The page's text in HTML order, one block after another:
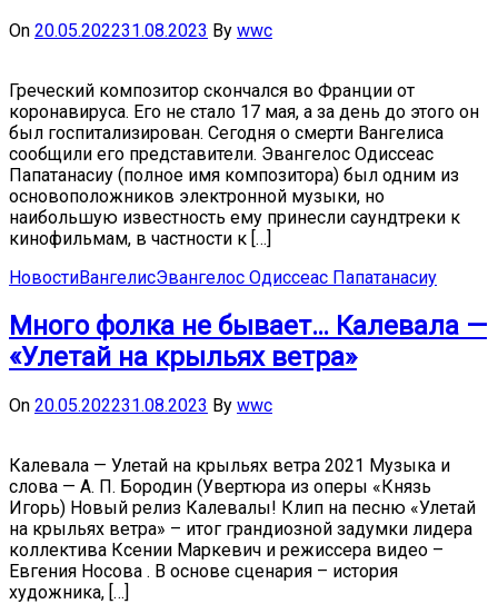
On 20.05.202231.08.2023 By wwc
Греческий композитор скончался во Франции от
коронавируса. Его не стало 17 мая, а за день до этого он
был госпитализирован. Сегодня о смерти Вангелиса
сообщили его представители. Эвангелос Одиссеас
Папатанасиу (полное имя композитора) был одним из
основоположников электронной музыки, но
наибольшую известность ему принесли саундтреки к
кинофильмам, в частности к […]
НовостиВангелисЭвангелос Одиссеас Папатанасиу
Много фолка не бывает… Калевала —
«Улетай на крыльях ветра»
On 20.05.202231.08.2023 By wwc
Калевала — Улетай на крыльях ветра 2021 Музыка и
слова — А. П. Бородин (Увертюра из оперы «Князь
Игорь) Новый релиз Калевалы! Клип на песню «Улетай
на крыльях ветра» – итог грандиозной задумки лидера
коллектива Ксении Маркевич и режиссера видео –
Евгения Носова . В основе сценария – история
художника, […]